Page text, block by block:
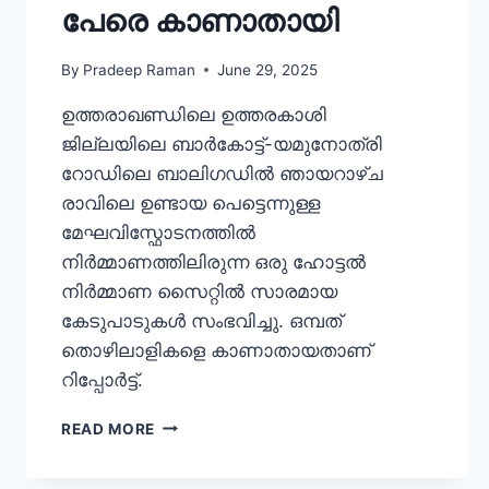
പേരെ കാണാതായി
By Pradeep Raman June 29, 2025
ഉത്തരാഖണ്ഡിലെ ഉത്തരകാശി
ജില്ലയിലെ ബാർകോട്ട്-യമുനോത്രി
റോഡിലെ ബാലിഗഡിൽ ഞായറാഴ്ച
രാവിലെ ഉണ്ടായ പെട്ടെന്നുള്ള
മേഘവിസ്ഫോടനത്തിൽ
നിർമ്മാണത്തിലിരുന്ന ഒരു ഹോട്ടൽ
നിർമ്മാണ സൈറ്റിൽ സാരമായ
കേടുപാടുകൾ സംഭവിച്ചു. ഒമ്പത്
തൊഴിലാളികളെ കാണാതായതാണ്
റിപ്പോർട്ട്.
READ MORE